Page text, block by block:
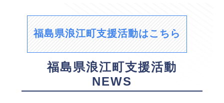
福島県浪江町支援活動はこちら
福島県浪江町支援活動
NEWS